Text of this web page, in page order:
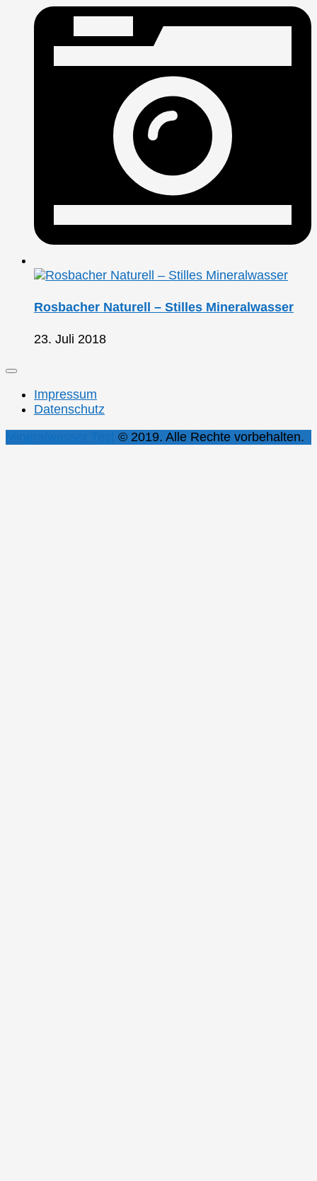
Rosbacher Naturell – Stilles Mineralwasser
23. Juli 2018
Impressum
Datenschutz
© 2019. Alle Rechte vorbehalten.